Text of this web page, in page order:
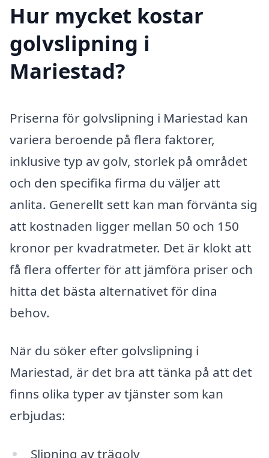
Hur mycket kostar
golvslipning i
Mariestad?
Priserna för golvslipning i Mariestad kan
variera beroende på flera faktorer,
inklusive typ av golv, storlek på området
och den specifika firma du väljer att
anlita. Generellt sett kan man förvänta sig
att kostnaden ligger mellan 50 och 150
kronor per kvadratmeter. Det är klokt att
få flera offerter för att jämföra priser och
hitta det bästa alternativet för dina
behov.
När du söker efter golvslipning i
Mariestad, är det bra att tänka på att det
finns olika typer av tjänster som kan
erbjudas:
Slipning av trägolv